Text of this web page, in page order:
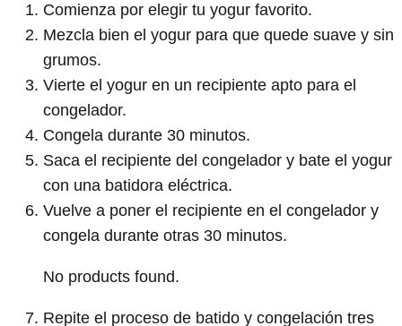
Comienza por elegir tu yogur favorito.
Mezcla bien el yogur para que quede suave y sin
grumos.
Vierte el yogur en un recipiente apto para el
congelador.
Congela durante 30 minutos.
Saca el recipiente del congelador y bate el yogur
con una batidora eléctrica.
Vuelve a poner el recipiente en el congelador y
congela durante otras 30 minutos.
No products found.
Repite el proceso de batido y congelación tres